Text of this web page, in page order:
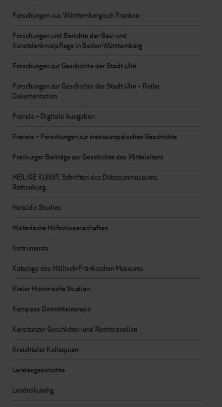
Forschungen aus Württembergisch Franken
Forschungen und Berichte der Bau- und
Kunstdenkmalpflege in Baden-Württemberg
Forschungen zur Geschichte der Stadt Ulm
Forschungen zur Geschichte der Stadt Ulm – Reihe
Dokumentation
Francia – Digitale Ausgaben
Francia – Forschungen zur westeuropäischen Geschichte
Freiburger Beiträge zur Geschichte des Mittelalters
HEILIGE KUNST. Schriften des Diözesanmuseums
Rottenburg.
Heraldic Studies
Historische Hilfswissenschaften
Instrumenta
Kataloge des Hällisch-Fränkischen Museums
Kieler Historische Studien
Kompass Ostmitteleuropa
Konstanzer Geschichts- und Rechtsquellen
Kraichtaler Kolloquien
Landesgeschichte
Landeskundig